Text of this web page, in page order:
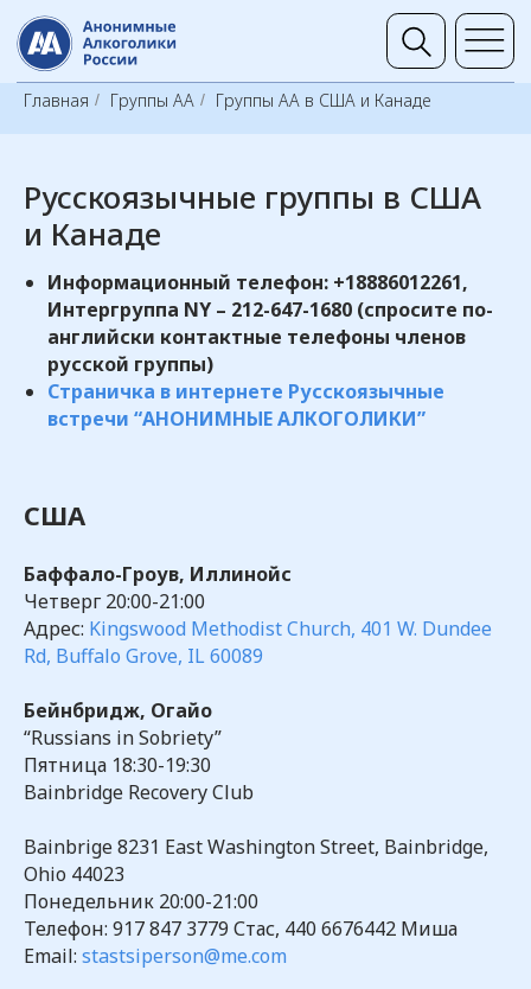
Группы
Главная / Группы АА / Группы АА в США и Канаде
Русскоязычные группы в США
и Канаде
Информационный телефон: +18886012261,
Интергруппа NY – 212-647-1680 (спросите по-
английски контактные телефоны членов
русской группы)
Страничка в интернете Русскоязычные
встречи “АНОНИМНЫЕ АЛКОГОЛИКИ”
США
Баффало-Гроув, Иллинойс
Четверг 20:00-21:00
Адрес: Kingswood Methodist Church, 401 W. Dundee
Rd, Buffalo Grove, IL 60089
Бейнбридж, Огайо
“Russians in Sobriety”
Пятница 18:30-19:30
Bainbridge Recovery Club
Bainbrige 8231 East Washington Street, Bainbridge,
Ohio 44023
Понедельник 20:00-21:00
Телефон: 917 847 3779 Стас, 440 6676442 Миша
Email: stastsiperson@me.com